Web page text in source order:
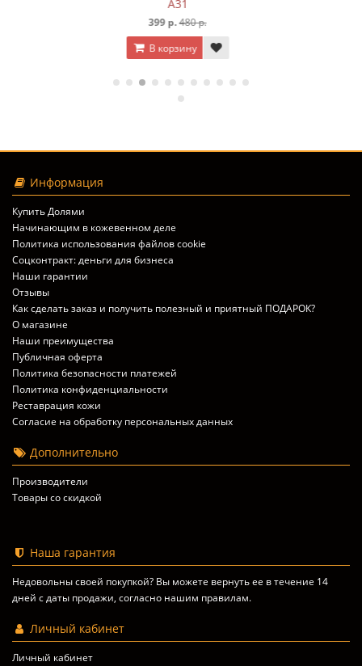
399 р.
В корзину
Информация
Купить Долями
Начинающим в кожевенном деле
Политика использования файлов cookie
Соцконтракт: деньги для бизнеса
Наши гарантии
Отзывы
Как сделать заказ и получить полезный и приятный ПОДАРОК?
О магазине
Наши преимущества
Публичная оферта
Политика безопасности платежей
Политика конфиденциальности
Реставрация кожи
Согласие на обработку персональных данных
Дополнительно
Производители
Товары со скидкой
Наша гарантия
Недовольны своей покупкой? Вы можете вернуть ее в течение 14
дней с даты продажи, согласно нашим правилам.
Личный кабинет
Личный кабинет